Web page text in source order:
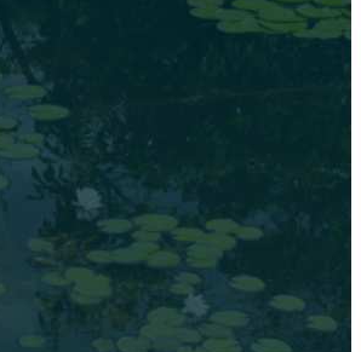
je
z široké veřejnosti se podařilo
původní české ryby. Do záchrany
lidí. Zapojením dobrovolníků z řad
více vědeckých dat. Kvalita takto
Mezi nejčastější pochyby